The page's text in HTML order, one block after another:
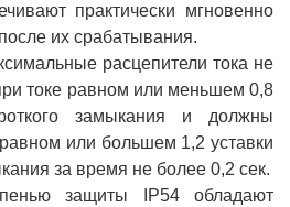
практически мгновенно
их срабатывания.
расцепители тока не
токе равном или меньшем 0,8
замыкания и должны
или большем 1,2 уставки
за время не более 0,2 сек.
защиты IP54 обладают